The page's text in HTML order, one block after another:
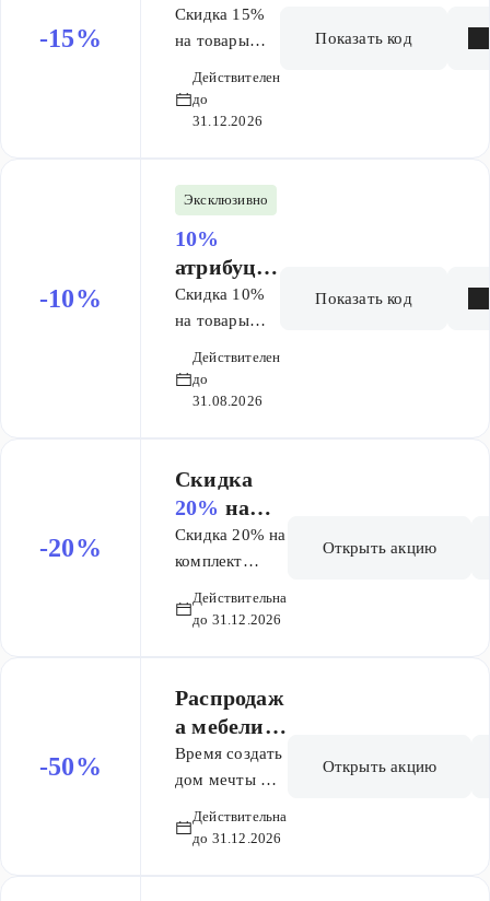
-15%
(общий)
Скидка 15%
на товары
AQUANET,
Allen Brau от
скидок и
Действителен
до
31.12.2026
Показать код
-10%
Эксклюзивно
10%
атрибуци
я
Скидка 10%
на товары
AQUANET,
Allen Brau
Действителен
до
31.08.2026
Показать код
-20%
Скидка
20% на
комплект
Geberit
Скидка 20% на
комплект
инсталляция -
крепления -
шумоизоляция
- панель смыва
Действительна
до 31.12.2026
Открыть акцию
-50%
Распродаж
а мебели
скидки до
-50%
Время создать
дом мечты —
50%! В нашем
Действительна
до 31.12.2026
Открыть акцию